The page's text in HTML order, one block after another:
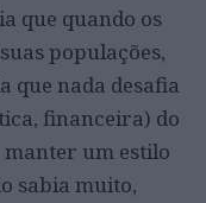
que quando os
populações,
que nada desafia
financeira) do
manter um estilo
sabia muito,